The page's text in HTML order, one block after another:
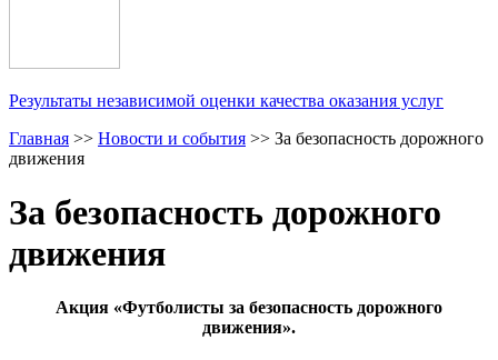
Результаты независимой оценки качества оказания услуг
Главная >> Новости и события >> За безопасность дорожного
движения
За безопасность дорожного
движения
Акция «Футболисты за безопасность дорожного
движения».